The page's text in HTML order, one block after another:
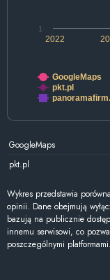
2022
1
GoogleMaps
pkt.pl
GoogleMaps
pkt.pl
Wykres przedstawia
opinii. Dane obejmują
bazują na publicznie
innemu serwisowi, co
poszczególnymi platformami.